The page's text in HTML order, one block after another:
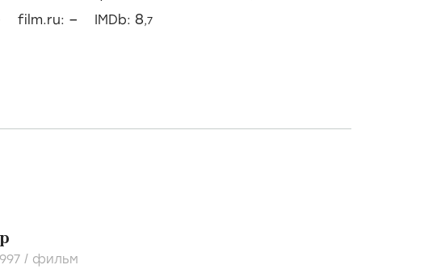
film.ru: – IMDb: 8,7
/ фильм